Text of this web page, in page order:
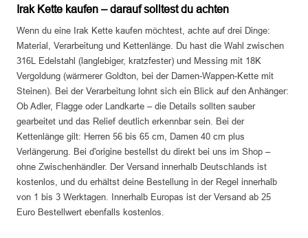
Irak Kette kaufen – darauf solltest du achten
Wenn du eine Irak Kette kaufen möchtest, achte auf drei Dinge:
Material, Verarbeitung und Kettenlänge. Du hast die Wahl zwischen
316L Edelstahl (langlebiger, kratzfester) und Messing mit 18K
Vergoldung (wärmerer Goldton, bei der Damen-Wappen-Kette mit
Steinen). Bei der Verarbeitung lohnt sich ein Blick auf den Anhänger:
Ob Adler, Flagge oder Landkarte – die Details sollten sauber
gearbeitet und das Relief deutlich erkennbar sein. Bei der
Kettenlänge gilt: Herren 56 bis 65 cm, Damen 40 cm plus
Verlängerung. Bei d'origine bestellst du direkt bei uns im Shop –
ohne Zwischenhändler. Der Versand innerhalb Deutschlands ist
kostenlos, und du erhältst deine Bestellung in der Regel innerhalb
von 1 bis 3 Werktagen. Innerhalb Europas ist der Versand ab 25
Euro Bestellwert ebenfalls kostenlos.